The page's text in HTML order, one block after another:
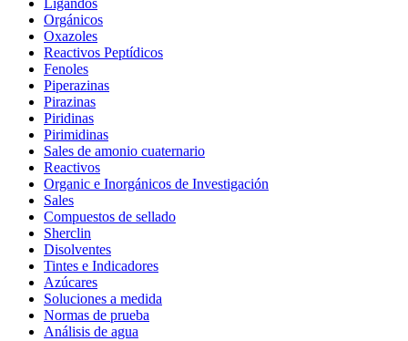
Ligandos
Orgánicos
Oxazoles
Reactivos Peptídicos
Fenoles
Piperazinas
Pirazinas
Piridinas
Pirimidinas
Sales de amonio cuaternario
Reactivos
Organic e Inorgánicos de Investigación
Sales
Compuestos de sellado
Sherclin
Disolventes
Tintes e Indicadores
Azúcares
Soluciones a medida
Normas de prueba
Análisis de agua